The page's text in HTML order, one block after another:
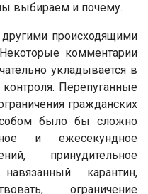
выбираем и почему.
другими происходящими
комментарии
укладывается в
контроля. Перепуганные
гражданских
было бы сложно
и ежесекундное
принудительное
карантин,
ограничение